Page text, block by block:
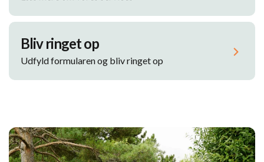
Bliv ringet op
Udfyld formularen og bliv ringet op